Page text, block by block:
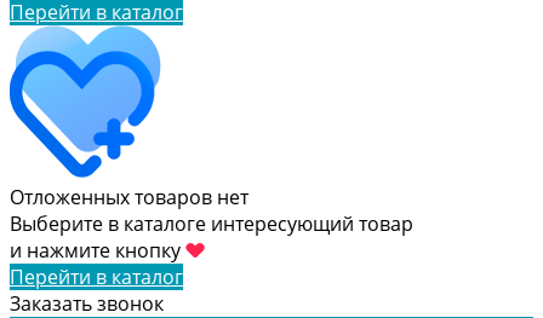
Перейти в каталог
Отложенных товаров нет
Выберите в каталоге интересующий товар
и нажмите кнопку
Перейти в каталог
Заказать звонок